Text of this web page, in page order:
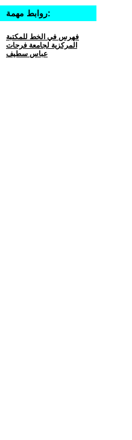
روابط مهمة:
فهرس في الخط للمكتبة
المركزية لجامعة فرحات
عباس سطيف